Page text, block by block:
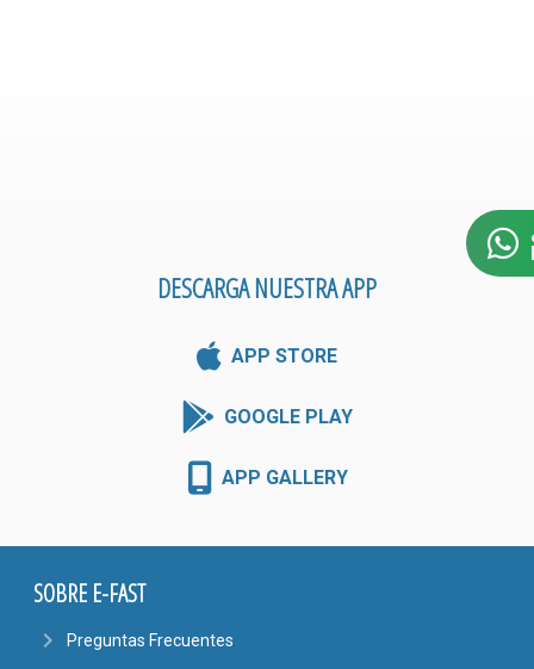
DESCARGA NUESTRA APP
APP STORE
GOOGLE PLAY
APP GALLERY
SOBRE E-FAST
navigate_next Preguntas Frecuentes